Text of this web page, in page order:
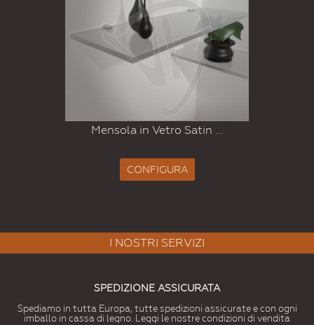
Mensola in Vetro Satin ...
CONFIGURA
I NOSTRI SERVIZI
SPEDIZIONE ASSICURATA
Spediamo in tutta Europa, tutte spedizioni assicurate e con ogni
imballo in cassa di legno. Leggi le nostre condizioni di vendita